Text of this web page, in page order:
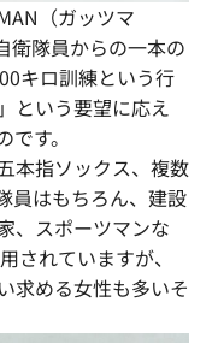
（ガッツマ
衛隊員からの一本の
キロ訓練という行
という要望に応え
す。
本指ソックス、複数
員はもちろん、建設
、スポーツマンな
されていますが、
求める女性も多いそ